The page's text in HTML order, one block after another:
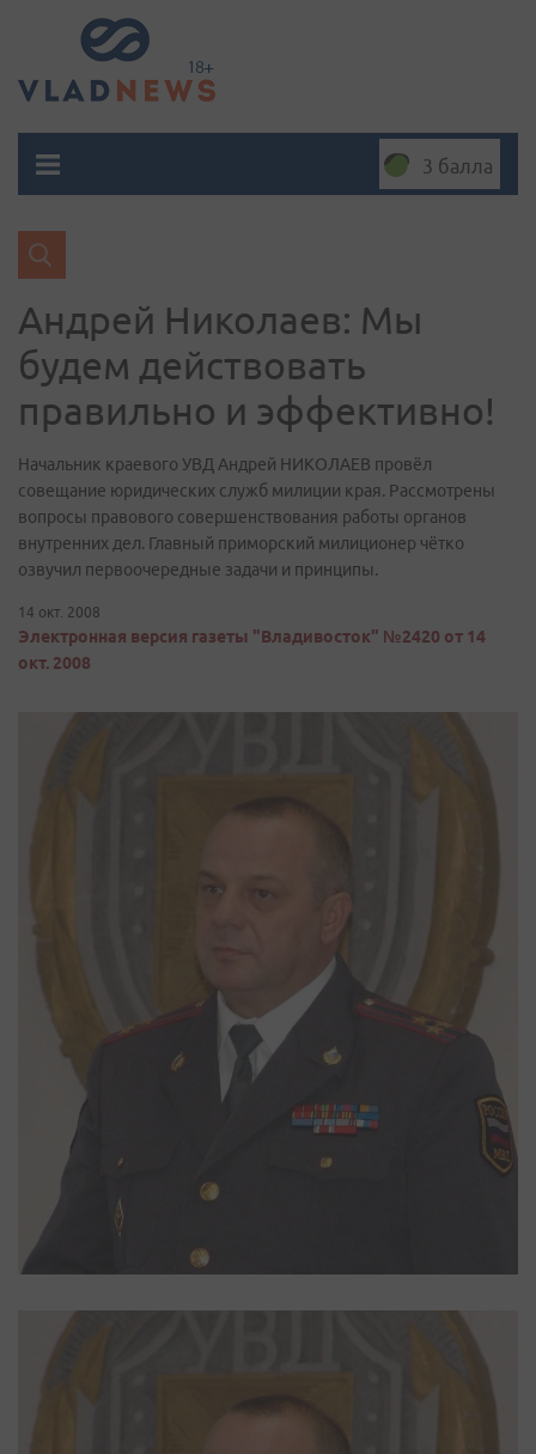
3 балла
Андрей Николаев: Мы
будем действовать
правильно и эффективно!
Начальник краевого УВД Андрей НИКОЛАЕВ провёл
совещание юридических служб милиции края. Рассмотрены
вопросы правового совершенствования работы органов
внутренних дел. Главный приморский милиционер чётко
озвучил первоочередные задачи и принципы.
14 окт. 2008
Электронная версия газеты "Владивосток" №2420 от 14
окт. 2008